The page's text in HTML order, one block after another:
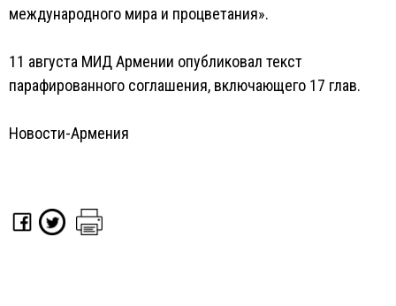
международного мира и процветания».
11 августа МИД Армении опубликовал текст
парафированного соглашения, включающего 17 глав.
Новости-Армения